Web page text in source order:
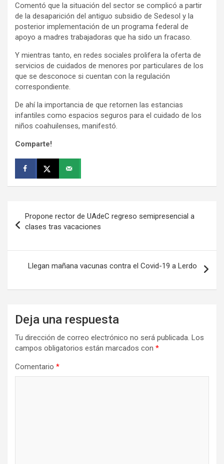
Comentó que la situación del sector se complicó a partir
de la desaparición del antiguo subsidio de Sedesol y la
posterior implementación de un programa federal de
apoyo a madres trabajadoras que ha sido un fracaso.
Y mientras tanto, en redes sociales prolifera la oferta de
servicios de cuidados de menores por particulares de los
que se desconoce si cuentan con la regulación
correspondiente.
De ahí la importancia de que retornen las estancias
infantiles como espacios seguros para el cuidado de los
niños coahuilenses, manifestó.
Comparte!
de
Propone rector de UAdeC regreso semipresencial a
clases tras vacaciones
Llegan mañana vacunas contra el Covid-19 a Lerdo
Deja una respuesta
Tu dirección de correo electrónico no será publicada. Los
campos obligatorios están marcados con *
Comentario *